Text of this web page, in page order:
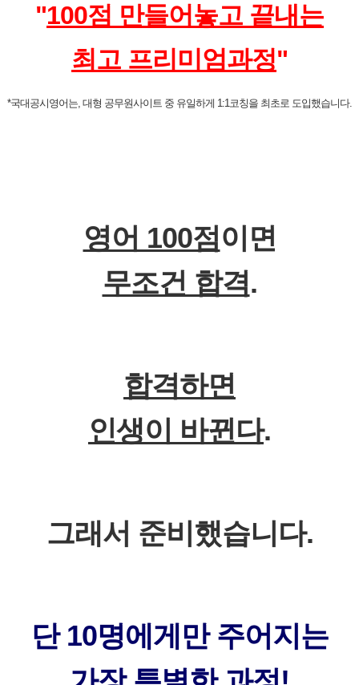
"100점 만들어놓고 끝내는
최고 프리미엄과정"
*국대공시영어는, 대형 공무원사이트 중 유일하게 1:1코칭을 최초로 도입했습니다.
영어 100점이면
무조건 합격.
합격하면
인생이 바뀐다.
그래서 준비했습니다.
단 10명에게만 주어지는